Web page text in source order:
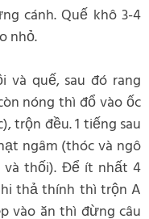
cánh. Quế khô 3-4
nhỏ.
và quế, sau đó rang
nóng thì đổ vào ốc
trộn đều. 1 tiếng sau
ngâm (thóc và ngô
và thối). Để ít nhất 4
thả thính thì trộn A
vào ăn thì đừng câu